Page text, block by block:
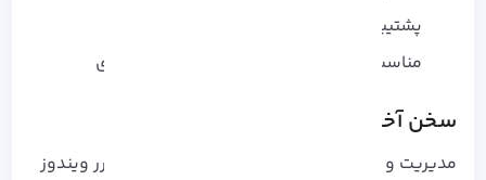
پشتیبانی همزمان از شبکه محلی و Cloud
مناسب برای کاربران خانگی و محیط‌ های اداری
سخن آخر
مدیریت و اشتراک گذاری فایل ها در فایل اکسپلورر ویندوز